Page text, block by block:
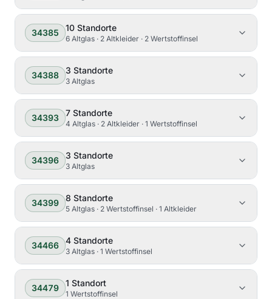
34385 10 Standorte
6 Altglas · 2 Altkleider · 2 Wertstoffinsel
34388 3 Standorte
3 Altglas
34393 7 Standorte
4 Altglas · 2 Altkleider · 1 Wertstoffinsel
34396 3 Standorte
3 Altglas
34399 8 Standorte
5 Altglas · 2 Wertstoffinsel · 1 Altkleider
34466 4 Standorte
3 Altglas · 1 Wertstoffinsel
34479 1 Standort
1 Wertstoffinsel